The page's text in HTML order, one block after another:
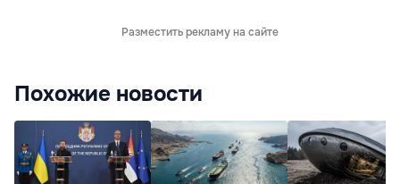
Разместить рекламу на сайте
Похожие новости